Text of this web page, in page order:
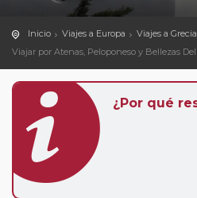
Inicio Viajes a Europa
Viajes a Grecia
Viajar por Atenas, Peloponeso y Bellezas
¿Por qué